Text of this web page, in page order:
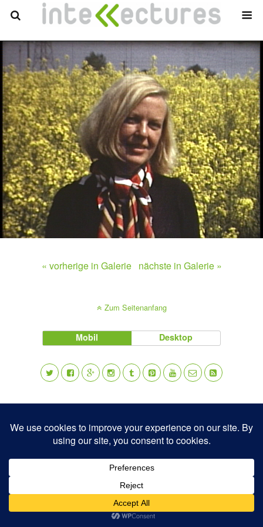
« vorherige in Galerie nächste in Galerie »
Zum Seitenanfang
Mobil Desktop